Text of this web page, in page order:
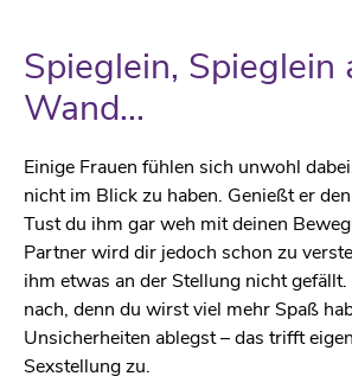
Spieglein, Spieglein
Wand...
Einige Frauen fühlen sich unwohl
nicht im Blick zu haben. Genießt er
Tust du ihm gar weh mit deinen
Partner wird dir jedoch schon zu
ihm etwas an der Stellung nicht
nach, denn du wirst viel mehr Spaß
Unsicherheiten ablegst – das trifft
Sexstellung zu.